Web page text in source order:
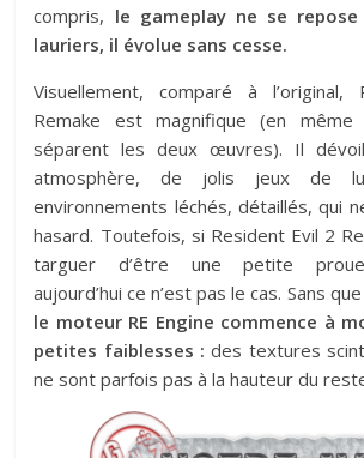
compris, le gameplay ne se
lauriers, il évolue sans cesse.
Visuellement, comparé à
Remake est magnifique (en
séparent les deux œuvres). Il
atmosphère, de jolis jeux de
environnements léchés, détaillés, qui
hasard. Toutefois, si Resident Evil 2
targuer d’être une petite
aujourd’hui ce n’est pas le cas. Sans
le moteur RE Engine commence à
petites faiblesses : des textures
ne sont parfois pas à la hauteur du